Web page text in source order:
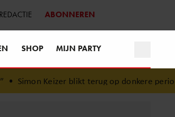
ABONNEREN
SHOP MIJN PARTY
Simon Keizer blikt terug op donkere